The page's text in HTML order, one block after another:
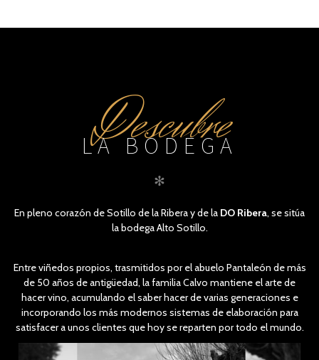
Descubre
LA BODEGA
✻
En pleno corazón de Sotillo de la Ribera y de la DO Ribera, se sitúa
la bodega Alto Sotillo.
Entre viñedos propios, trasmitidos por el abuelo Pantaleón de más
de 50 años de antigüedad, la familia Calvo mantiene el arte de
hacer vino, acumulando el saber hacer de varias generaciones e
incorporando los más modernos sistemas de elaboración para
satisfacer a unos clientes que hoy se reparten por todo el mundo.